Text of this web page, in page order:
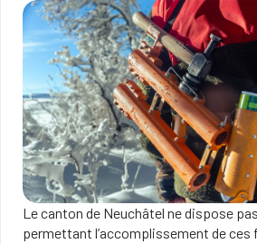
Le canton de Neuchâtel ne dispose
permettant l’accomplissement de ces